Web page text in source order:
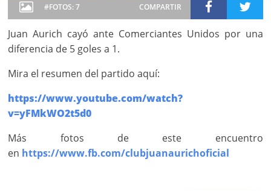
#FOTOS: 7 COMPARTIR
Juan Aurich cayó ante Comerciantes Unidos por una
diferencia de 5 goles a 1.
Mira el resumen del partido aquí:
https://www.youtube.com/watch?
v=yFMkWO2t5d0
Más fotos de este encuentro
en https://www.fb.com/clubjuanaurichoficial